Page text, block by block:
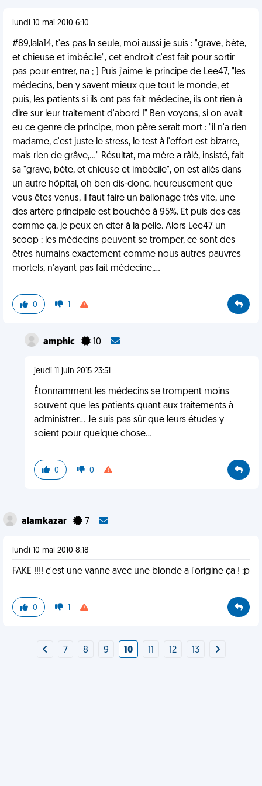
lundi 10 mai 2010 6:10
#89,lala14, t'es pas la seule, moi aussi je suis : "grave, bète,
et chieuse et imbécile", cet endroit c'est fait pour sortir
pas pour entrer, na ; ) Puis j'aime le principe de Lee47, "les
médecins, ben y savent mieux que tout le monde, et
puis, les patients si ils ont pas fait médecine, ils ont rien à
dire sur leur traitement d'abord !" Ben voyons, si on avait
eu ce genre de principe, mon père serait mort : "il n'a rien
madame, c'est juste le stress, le test à l'effort est bizarre,
mais rien de grâve,..." Résultat, ma mère a râlé, insisté, fait
sa "grave, bète, et chieuse et imbécile", on est allés dans
un autre hôpital, oh ben dis-donc, heureusement que
vous êtes venus, il faut faire un ballonage trés vite, une
des artère principale est bouchée à 95%. Et puis des cas
comme ça, je peux en citer à la pelle. Alors Lee47 un
scoop : les médecins peuvent se tromper, ce sont des
êtres humains exactement comme nous autres pauvres
mortels, n'ayant pas fait médecine,...
0 1
amphic 10
jeudi 11 juin 2015 23:51
Étonnamment les médecins se trompent moins
souvent que les patients quant aux traitements à
administrer... Je suis pas sûr que leurs études y
soient pour quelque chose...
0 0
alamkazar 7
lundi 10 mai 2010 8:18
FAKE !!!! c'est une vanne avec une blonde a l'origine ça ! :p
0 1
7 8 9 10 12 13